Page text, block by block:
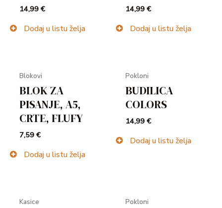
14,99€
Dodaj u listu želja
14,99€
Dodaj u listu želja
Blokovi
BLOK ZA
PISANJE, A5,
CRTE, FLUFY
7,59€
Dodaj u listu želja
Pokloni
BUDILICA
COLORS
14,99€
Dodaj u listu želja
Kasice Pokloni